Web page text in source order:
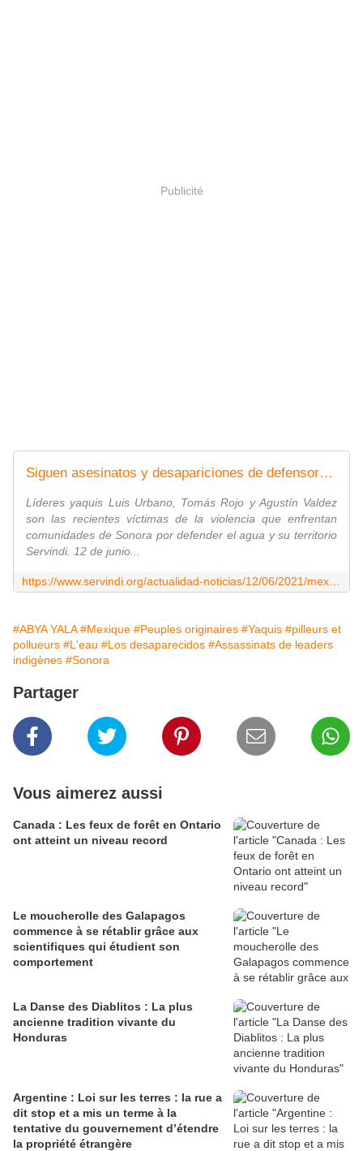
Publicité
Siguen asesinatos y desapariciones de defensores ambientales en Sonora
Líderes yaquis Luis Urbano, Tomás Rojo y Agustín Valdez
son las recientes víctimas de la violencia que enfrentan
comunidades de Sonora por defender el agua y su territorio
Servindi. 12 de junio...
#ABYA YALA #Mexique #Peuples originaires #Yaquis #pilleurs et
pollueurs #L'eau #Los desaparecidos #Assassinats de leaders
indigènes #Sonora
Partager
Vous aimerez aussi
Canada : Les feux de forêt en Ontario
ont atteint un niveau record
Le moucherolle des Galapagos
commence à se rétablir grâce aux
scientifiques qui étudient son
comportement
La Danse des Diablitos : La plus
ancienne tradition vivante du
Honduras
Argentine : Loi sur les terres : la rue a
dit stop et a mis un terme à la
tentative du gouvernement d’étendre
la propriété étrangère